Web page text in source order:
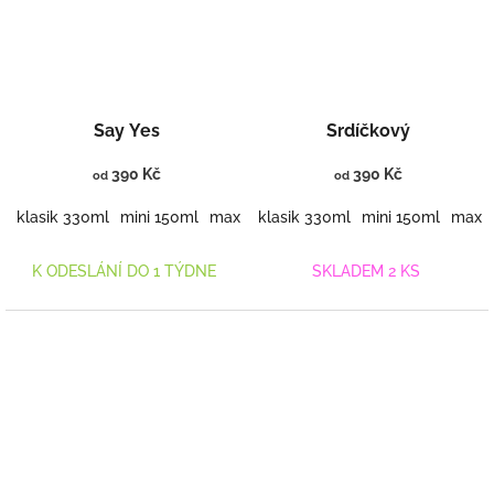
Say Yes
od390 Kč
klasik 330ml mini 150ml maxi 460ml
K ODESLÁNÍ DO 1 TÝDNE
Srdíčkový
od390 Kč
klasik 330ml mini 150ml maxi
SKLADEM 2 KS